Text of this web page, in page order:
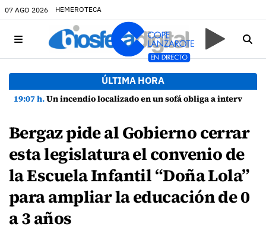
07 AGO 2026 HEMEROTECA
ÚLTIMA HORA
19:07 h.Un incendio localizado en un sofá obliga a intervenir en una vivienda de Playa Honda
Bergaz pide al Gobierno cerrar
esta legislatura el convenio de
la Escuela Infantil “Doña Lola”
para ampliar la educación de 0
a 3 años